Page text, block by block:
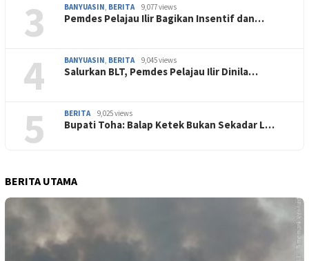
3 BANYUASIN, BERITA 9,077 views
Pemdes Pelajau Ilir Bagikan Insentif dan…
4 BANYUASIN, BERITA 9,045 views
Salurkan BLT, Pemdes Pelajau Ilir Dinila…
5 BERITA 9,025 views
Bupati Toha: Balap Ketek Bukan Sekadar L…
BERITA UTAMA